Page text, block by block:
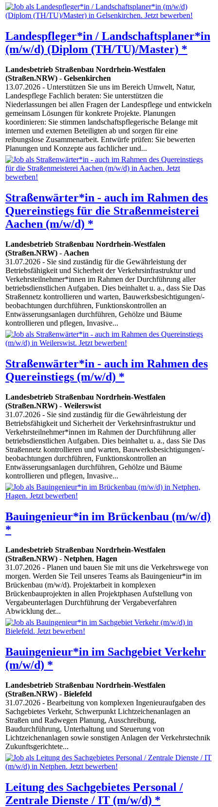
Landespfleger*in / Landschaftsplaner*in
(m/w/d) (Diplom (TH/TU)/Master) *
Landesbetrieb Straßenbau Nordrhein-Westfalen
(Straßen.NRW) - Gelsenkirchen
13.07.2026 - Unterstützen Sie uns im Bereich Umwelt, Natur,
Landespflege Fachlich beraten: Sie unterstützen die
Niederlassungen bei allen Fragen der Landespflege und entwickeln
gemeinsam Lösungen für konkrete Projekte. Planungen
koordinieren: Sie stimmen landschaftspflegerische Belange mit
internen und externen Beteiligten ab und sorgen für eine
reibungslose Zusammenarbeit. Entwürfe prüfen: Sie bewerten
Planungen und Konzepte aus fachlicher und...
Straßenwärter*in - auch im Rahmen des
Quereinstiegs für die Straßenmeisterei
Aachen (m/w/d) *
Landesbetrieb Straßenbau Nordrhein-Westfalen
(Straßen.NRW) - Aachen
31.07.2026 - Sie sind zuständig für die Gewährleistung der
Betriebsfähigkeit und Sicherheit der Verkehrsinfrastruktur und
Verkehrsteilnehmer*innen im Rahmen der Durchführung aller
betriebsdienstlichen Aufgaben. Dies beinhaltet u. a., dass Sie Das
Straßennetz kontrollieren und warten, Bauwerksbesichtigungen/-
beobachtungen durchführen, Funktionskontrollen an
Entwässerungsanlagen durchführen, Gehölze und Bäume
kontrollieren und pflegen, Invasive...
Straßenwärter*in - auch im Rahmen des
Quereinstiegs (m/w/d) *
Landesbetrieb Straßenbau Nordrhein-Westfalen
(Straßen.NRW) - Weilerswist
31.07.2026 - Sie sind zuständig für die Gewährleistung der
Betriebsfähigkeit und Sicherheit der Verkehrsinfrastruktur und
Verkehrsteilnehmer*innen im Rahmen der Durchführung aller
betriebsdienstlichen Aufgaben. Dies beinhaltet u. a., dass Sie Das
Straßennetz kontrollieren und warten, Bauwerksbesichtigungen/-
beobachtungen durchführen, Funktionskontrollen an
Entwässerungsanlagen durchführen, Gehölze und Bäume
kontrollieren und pflegen, Invasive...
Bauingenieur*in im Brückenbau (m/w/d)
*
Landesbetrieb Straßenbau Nordrhein-Westfalen
(Straßen.NRW) - Netphen, Hagen
31.07.2026 - Planen und bauen Sie mit uns die Verkehrswege von
morgen. Werden Sie Teil unseres Teams als Bauingenieur*in im
Brückenbau (m/w/d). Projektarbeit in komplexen
Brückenbauprojekten in allen Projektphasen Aufstellung von
Vergabeunterlagen Durchführung der Vergabeverfahren
Abwicklung der...
Bauingenieur*in im Sachgebiet Verkehr
(m/w/d) *
Landesbetrieb Straßenbau Nordrhein-Westfalen
(Straßen.NRW) - Bielefeld
31.07.2026 - Bearbeitung von komplexen Ingenieuraufgaben des
Sachgebietes Verkehr, Schwerpunkt Lichtzeichenanlagen an
Straßen und Radwegen Planung, Ausschreibung,
Baudurchführung, Unterhaltung und Steuerung von
Lichtzeichenanlagen sowie sonstigen Anlagen der Verkehrstechnik
Zukunftsgerichtete...
Leitung des Sachgebietes Personal /
Zentrale Dienste / IT (m/w/d) *